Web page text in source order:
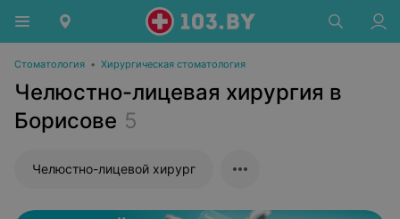
Стоматология • Хирургическая стоматология
Челюстно-лицевая хирургия в
Борисове 5
Челюстно-лицевой хирург